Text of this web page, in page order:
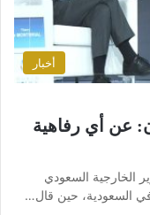
أخبار
عن أي رفاهية
الخارجية السعودي
السعودية، حين قال…